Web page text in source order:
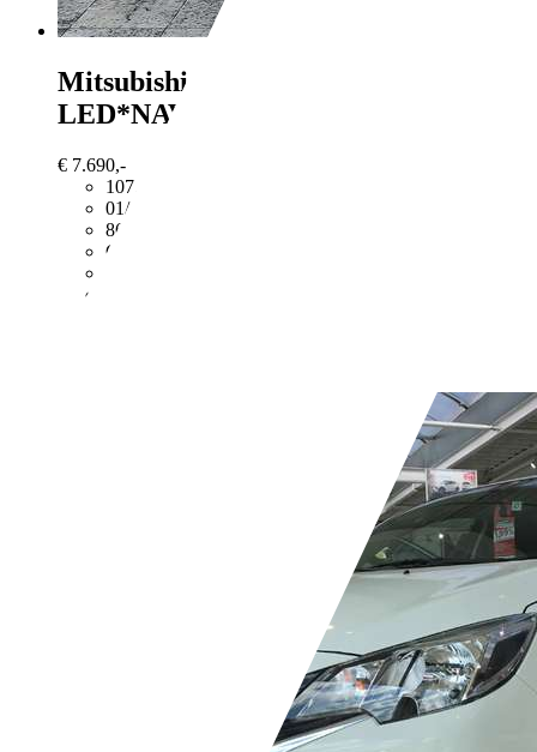
Mitsubishi ASX
LED*NAVI*KlimaA*LM*Leder
€ 7.690,-
107.629 km
01/2023
86 kW (117 PS)
Gebraucht